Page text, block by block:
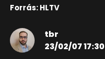
Forrás: HLTV
tbr
23/02/07 17:30